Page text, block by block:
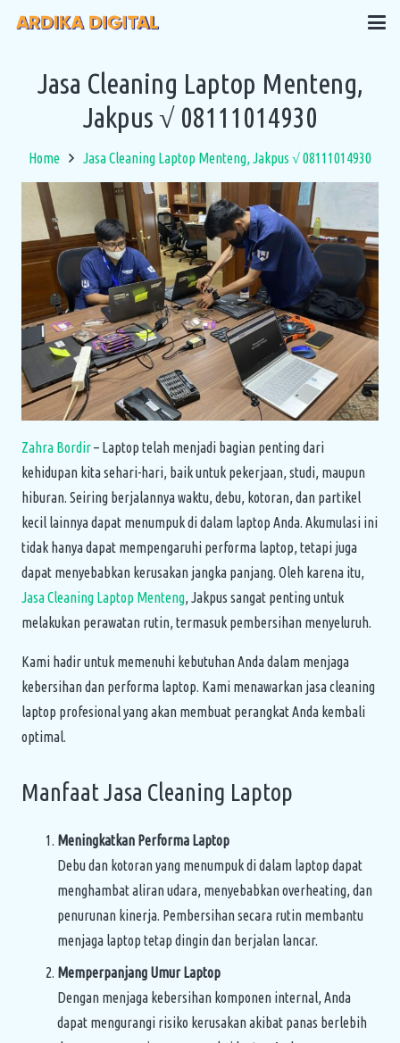
Jasa Cleaning Laptop Menteng,
Jakpus √ 08111014930
Home Jasa Cleaning Laptop Menteng, Jakpus √ 08111014930
Zahra Bordir– Laptop telah menjadi bagian penting dari
kehidupan kita sehari-hari, baik untuk pekerjaan, studi, maupun
hiburan. Seiring berjalannya waktu, debu, kotoran, dan partikel
kecil lainnya dapat menumpuk di dalam laptop Anda. Akumulasi ini
tidak hanya dapat mempengaruhi performa laptop, tetapi juga
dapat menyebabkan kerusakan jangka panjang. Oleh karena itu,
Jasa Cleaning Laptop Menteng, Jakpus sangat penting untuk
melakukan perawatan rutin, termasuk pembersihan menyeluruh.
Kami hadir untuk memenuhi kebutuhan Anda dalam menjaga
kebersihan dan performa laptop. Kami menawarkan jasa cleaning
laptop profesional yang akan membuat perangkat Anda kembali
optimal.
Manfaat Jasa Cleaning Laptop
Meningkatkan Performa Laptop
Debu dan kotoran yang menumpuk di dalam laptop dapat
menghambat aliran udara, menyebabkan overheating, dan
penurunan kinerja. Pembersihan secara rutin membantu
menjaga laptop tetap dingin dan berjalan lancar.
Memperpanjang Umur Laptop
Dengan menjaga kebersihan komponen internal, Anda
dapat mengurangi risiko kerusakan akibat panas berlebih